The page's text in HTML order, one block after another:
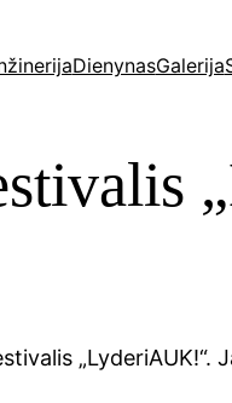
DienynasGalerija
„LyderiAUK!“.